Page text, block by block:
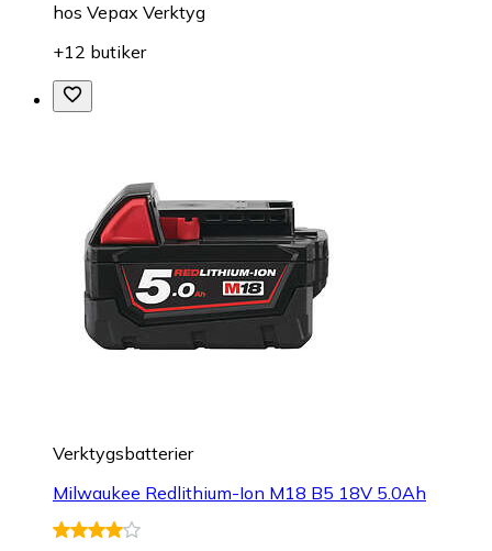
hos Vepax Verktyg
+12 butiker
Verktygsbatterier
Milwaukee Redlithium-Ion M18 B5 18V 5.0Ah